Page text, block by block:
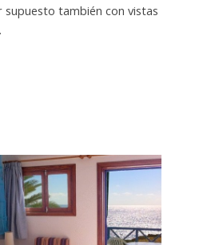
supuesto también con vistas